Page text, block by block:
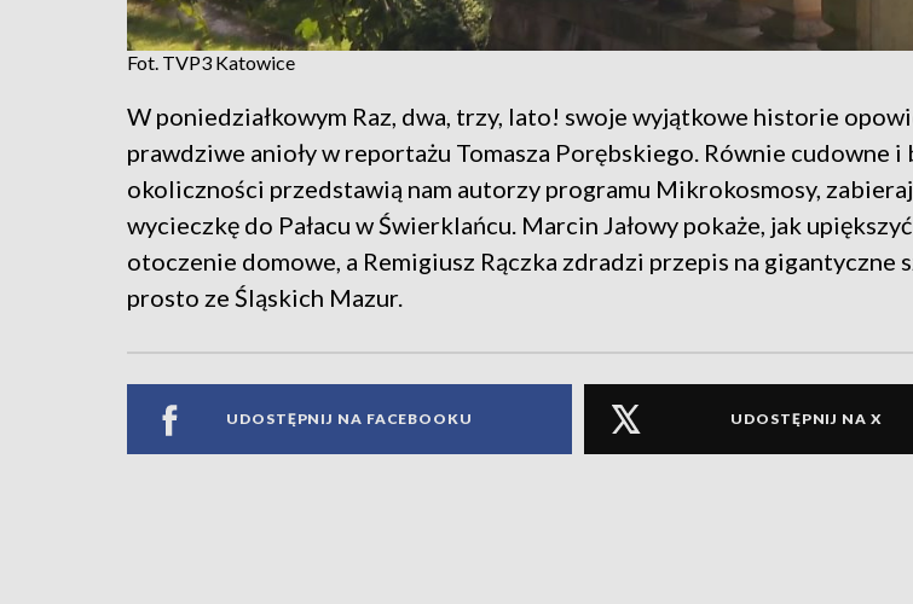
Fot. TVP3 Katowice
W poniedziałkowym Raz, dwa, trzy, lato! swoje wyjątkowe historie
prawdziwe anioły w reportażu Tomasza Porębskiego. Równie cudowne i
okoliczności przedstawią nam autorzy programu Mikrokosmosy,
wycieczkę do Pałacu w Świerklańcu. Marcin Jałowy pokaże, jak upiększyć
otoczenie domowe, a Remigiusz Rączka zdradzi przepis na gigantyczne
prosto ze Śląskich Mazur.
UDOSTĘPNIJ NA FACEBOOKU UDOSTĘPNIJ NA X